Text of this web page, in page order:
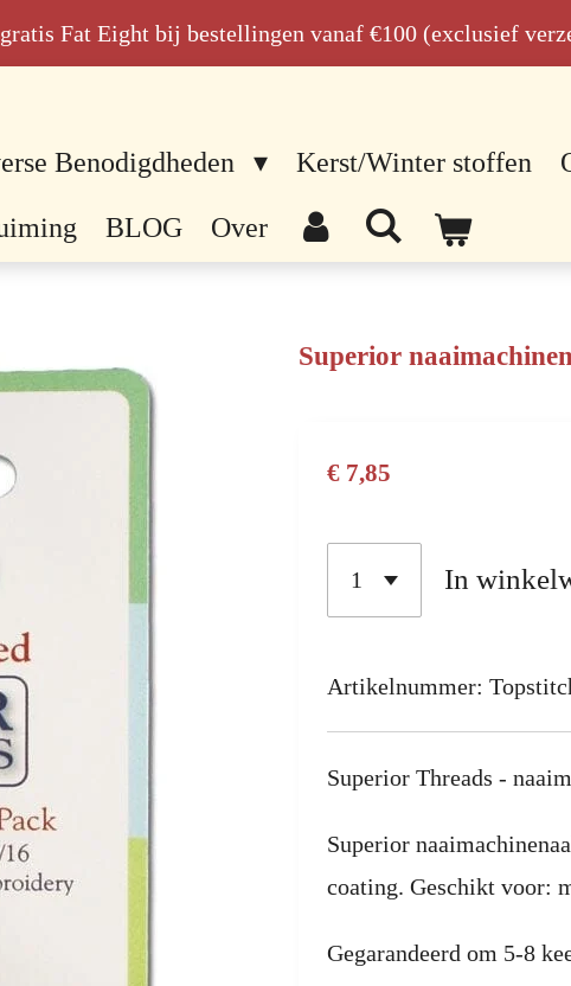
Fat Eight bij bestellingen vanaf €100 (exclusief
Benodigdheden Kerst/Winter stoffen
BLOG Over
Superior
€ 7,85
In
Artikelnummer:
Superior Threads -
Superior
coating. Geschikt voor:
Gegarandeerd om 5-8